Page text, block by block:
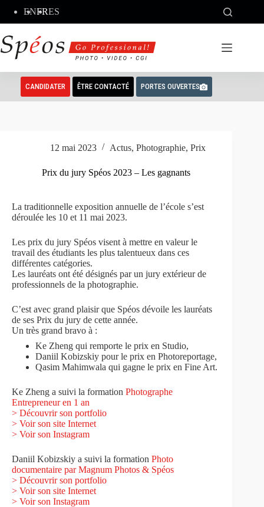
contenu
ENFRES
CANDIDATER ÊTRE CONTACTÉ PORTES OUVERTES
12 mai 2023 Actus,Photographie,Prix
Prix du jury Spéos 2023 – Les gagnants
La traditionnelle exposition annuelle de l’école s’est
déroulée les 10 et 11 mai 2023.
Les prix du jury Spéos visent à mettre en valeur le
travail des étudiants les plus talentueux dans ces
différentes catégories.
Les lauréats ont été désignés par un jury extérieur de
professionnels de la photographie.
C’est avec grand plaisir que Spéos dévoile les lauréats
de ses Prix du jury de cette année.
Un très grand bravo à :
Ke Zheng qui remporte le prix en Studio,
Daniil Kobizskiy pour le prix en Photoreportage,
Qasim Mahimwala qui gagne le prix en Fine Art.
Ke Zheng a suivi la formation Photographe
Entrepreneur en 1 an
> Découvrir son portfolio
> Voir son site Internet
> Voir son Instagram
Daniil Kobizskiy a suivi la formation Photo
documentaire par Magnum Photos & Spéos
> Découvrir son portfolio
> Voir son site Internet
> Voir son Instagram